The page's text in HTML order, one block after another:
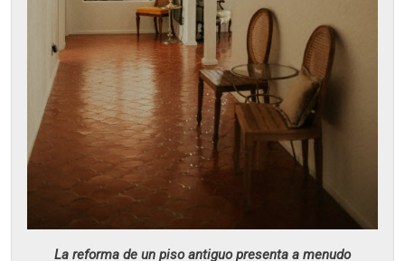
La reforma de un piso antiguo presenta a menudo